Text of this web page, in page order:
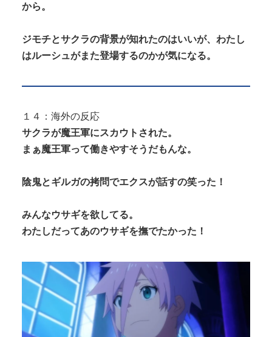
から。
ジモチとサクラの背景が知れたのはいいが、わたし
はルーシュがまた登場するのかが気になる。
１４：海外の反応
サクラが魔王軍にスカウトされた。
まぁ魔王軍って働きやすそうだもんな。
陰鬼とギルガの拷問でエクスが話すの笑った！
みんなウサギを欲してる。
わたしだってあのウサギを撫でたかった！